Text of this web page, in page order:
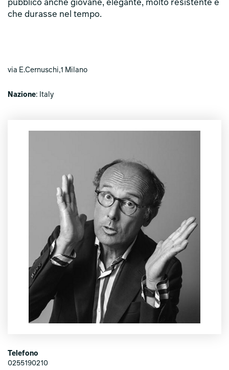
pubblico anche giovane, elegante, molto resistente e
che durasse nel tempo.
via E.Cernuschi,1 Milano
Nazione: Italy
Telefono
0255190210